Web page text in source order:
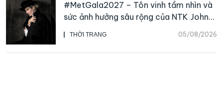
THỜI TRANG 05/08/2026
#MetGala2027 – Tôn vinh tầm nhìn và
sức ảnh hưởng sâu rộng của NTK John
Galliano